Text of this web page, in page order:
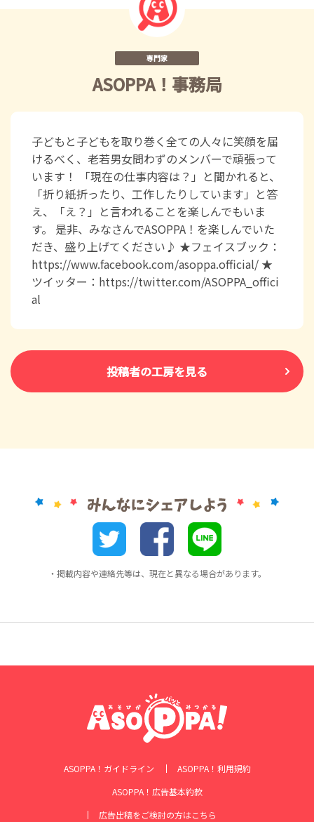
専門家
ASOPPA！事務局
子どもと子どもを取り巻く全ての人々に笑顔を届
けるべく、老若男女問わずのメンバーで頑張って
います！ 「現在の仕事内容は？」と聞かれると、
「折り紙折ったり、工作したりしています」と答
え、「え？」と言われることを楽しんでもいま
す。 是非、みなさんでASOPPA！を楽しんでいた
だき、盛り上げてください♪ ★フェイスブック：
https://www.facebook.com/asoppa.official/ ★
ツイッター：https://twitter.com/ASOPPA_offici
al
投稿者の工房を見る
・掲載内容や連絡先等は、現在と異なる場合があります。
ASOPPA！ガイドライン
ASOPPA！利用規約
ASOPPA！広告基本約款
広告出稿をご検討の方はこちら